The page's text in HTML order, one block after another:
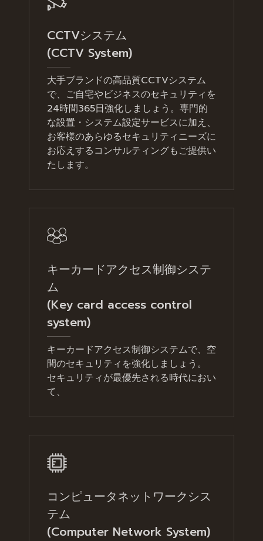
CCTVシステム
(CCTV System)
大手ブランドの高品質CCTVシステム
で、ご自宅やビジネスのセキュリティを
24時間365日強化しましょう。専門的
な設置・システム設定サービスに加え、
お客様のあらゆるセキュリティニーズに
お応えするコンサルティングもご提供い
たします。
キーカードアクセス制御システ
ム
(Key card access control
system)
キーカードアクセス制御システムで、空
間のセキュリティを強化しましょう。
セキュリティが最優先される時代におい
て、
コンピュータネットワークシス
テム
(Computer Network System)